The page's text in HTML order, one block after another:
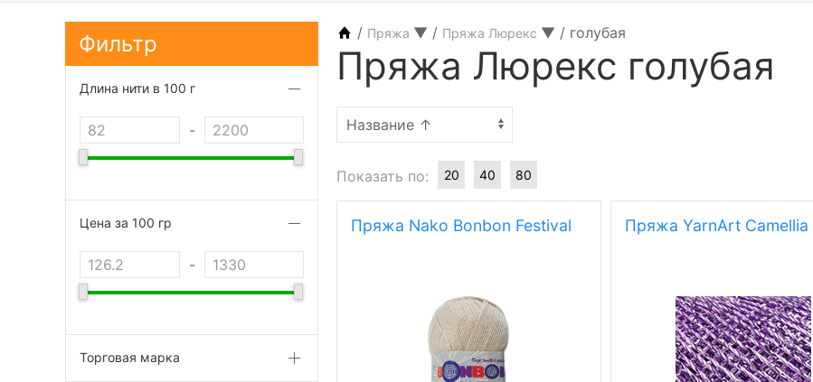
/ Пряжа ▼ / Пряжа Люрекс ▼ / голубая
Пряжа Люрекс голубая
Показать по: 20 40 80
Пряжа Nako Bonbon Festival Пряжа YarnArt Camellia
Фильтр
Длина нити в 100 г
-
Цена за 100 гр
-
Торговая марка